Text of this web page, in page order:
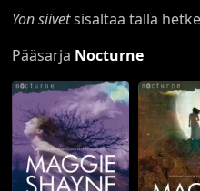
Yön siivetsisältää tällä
Pääsarja Nocturne